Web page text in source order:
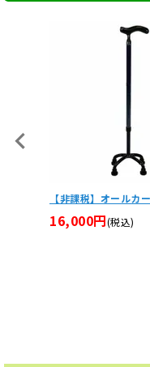
カーボンクオッドケイン四点式